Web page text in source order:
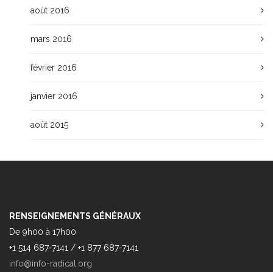
août 2016
mars 2016
février 2016
janvier 2016
août 2015
RENSEIGNEMENTS GÉNÉRAUX
De 9h00 à 17h00
+1 514 687-7141 / +1 877 687-7141
info@info-radical.org